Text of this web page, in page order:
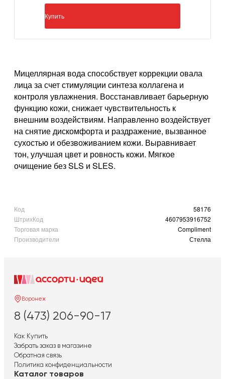
Купить
Мицеллярная вода способствует коррекции овала
лица за счет стимуляции синтеза коллагена и
контроля увлажнения. Восстанавливает барьерную
функцию кожи, снижает чувствительность к
внешним воздействиям. Направленно воздействует
на снятие дискомфорта и раздражение, вызванное
сухостью и обезвоживанием кожи. Выравнивает
тон, улучшая цвет и ровность кожи. Мягкое
очищение без SLS и SLES.
Код
58176
ШтрихКод
4607953916752
Торговая марка
Compliment
Производители
Стелла
Воронеж
8 (473) 206-90-17
Как Купить
Забрать заказ в магазине
Обратная связь
Политика конфиденциальности
Каталог товаров